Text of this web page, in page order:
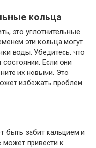
кольца
это уплотнительные
эти кольца могут
воды. Убедитесь, что
Если они
их новыми. Это
избежать проблем
быть забит кальцием и
может привести к